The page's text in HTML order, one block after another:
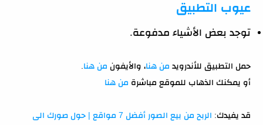
عيوب التطبيق
توجد بعض الأشياء مدفوعة.
حمل التطبيق للأندرويد من هنا، والأيفون من هنا
أو يمكنك الذهاب للموقع مباشرة من هنا
قد يفيدك:
الربح من بيع الصور أفضل 7 مواقع | حول صورك الى